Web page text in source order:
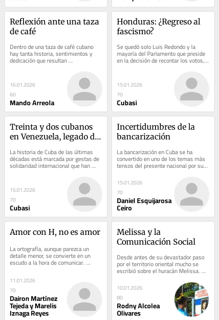
Reflexión ante una taza
de café
Dentro de una taza de café cubano
hay tanta historia, sentimientos y
dedicación que resultan
inconmensurables para la reflexión
16.01.2026
60
Mando Arreola
Honduras: ¿Regreso al
fascismo?
Se quedó solo Luis Redondo y la
mayoría del Parlamento que preside
en la decisión de recontar los votos,
uno por uno, de las más recientes...
15.01.2026
70
Cubasi
Treinta y dos cubanos
en Venezuela, legado de
La historia de Cuba de las últimas
décadas está marcada por gestas de
solidaridad internacional que han
exigido de sus protagonistas un
15.01.2026
70
Cubasi
Incertidumbres de la
bancarización
La bancarización en Cuba se ha
convertido en uno de los temas más
tensos del presente nacional por su
roce directo con la vida cotidiana en
un punto...
15.01.2026
70
Daniel Esquijarosa
Ceiro
Amor con H, no es amor
La ortografía, aunque parezca un
detalle menor, se convierte en un
escudo a la hora de comunicar.
tenemos presente, y...
11.01.2026
70
Dairon Martínez
Tejeda y Marelis
Iznaga Reyes
Melissa y la
Comunicación Social
Desde antes de su devastador paso
por el territorio oriental mucho se
escribió sobre el huracán Melissa.
este...
10.01.2026
80
Rodny Alcolea
Olivares